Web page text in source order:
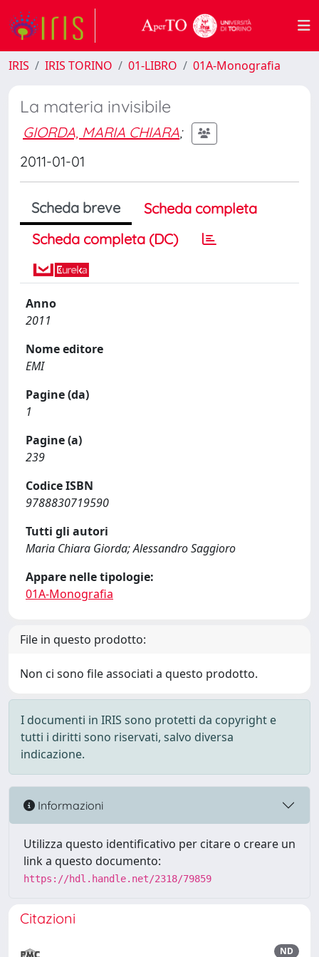
IRIS IRIS TORINO 01-LIBRO 01A-Monografia
La materia invisibile
GIORDA, MARIA CHIARA;
2011-01-01
Scheda breve
Scheda completa
Scheda completa (DC)
Anno
2011
Nome editore
EMI
Pagine (da)
1
Pagine (a)
239
Codice ISBN
9788830719590
Tutti gli autori
Maria Chiara Giorda; Alessandro Saggioro
Appare nelle tipologie:
01A-Monografia
File in questo prodotto:
Non ci sono file associati a questo prodotto.
I documenti in IRIS sono protetti da copyright e
tutti i diritti sono riservati, salvo diversa
indicazione.
Informazioni
Utilizza questo identificativo per citare o creare un
link a questo documento:
https://hdl.handle.net/2318/79859
Citazioni
ND